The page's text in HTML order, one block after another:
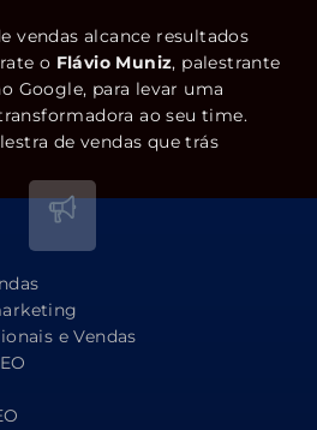
vendas alcance resultados
o Flávio Muniz, palestrante
Google, para levar uma
ao seu time.
de vendas que trás
e Vendas